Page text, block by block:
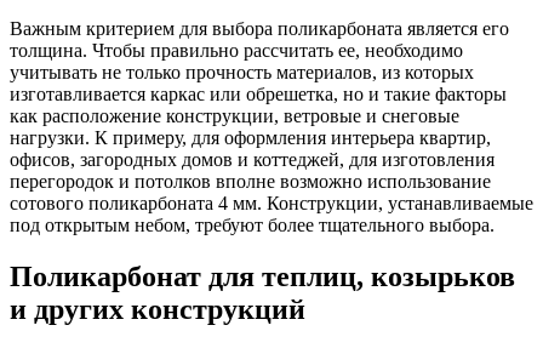
Важным критерием для выбора поликарбоната является его
толщина. Чтобы правильно рассчитать ее, необходимо
учитывать не только прочность материалов, из которых
изготавливается каркас или обрешетка, но и такие факторы
как расположение конструкции, ветровые и снеговые
нагрузки. К примеру, для оформления интерьера квартир,
офисов, загородных домов и коттеджей, для изготовления
перегородок и потолков вполне возможно использование
сотового поликарбоната 4 мм. Конструкции, устанавливаемые
под открытым небом, требуют более тщательного выбора.
Поликарбонат для теплиц, козырьков
и других конструкций